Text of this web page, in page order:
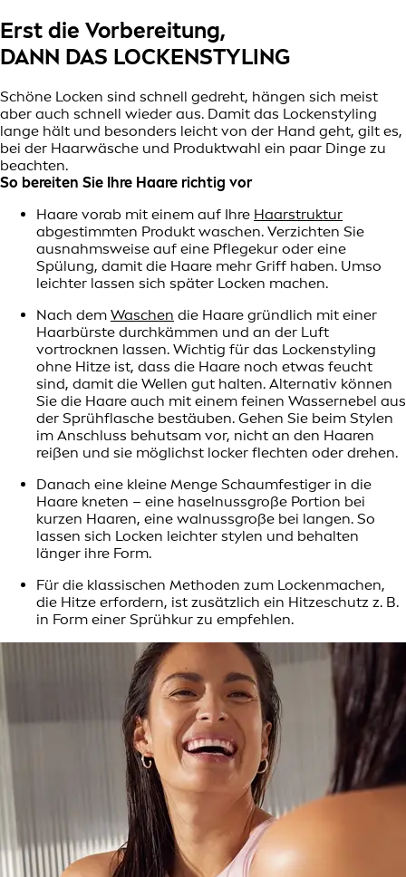
Erst die Vorbereitung,
DANN DAS LOCKENSTYLING
Schöne Locken sind schnell gedreht, hängen sich meist
aber auch schnell wieder aus. Damit das Lockenstyling
lange hält und besonders leicht von der Hand geht, gilt es,
bei der Haarwäsche und Produktwahl ein paar Dinge zu
beachten.
So bereiten Sie Ihre Haare richtig vor
Haare vorab mit einem auf Ihre Haarstruktur
abgestimmten Produkt waschen. Verzichten Sie
ausnahmsweise auf eine Pflegekur oder eine
Spülung, damit die Haare mehr Griff haben. Umso
leichter lassen sich später Locken machen.
Nach dem Waschen die Haare gründlich mit einer
Haarbürste durchkämmen und an der Luft
vortrocknen lassen. Wichtig für das Lockenstyling
ohne Hitze ist, dass die Haare noch etwas feucht
sind, damit die Wellen gut halten. Alternativ können
Sie die Haare auch mit einem feinen Wassernebel aus
der Sprühflasche bestäuben. Gehen Sie beim Stylen
im Anschluss behutsam vor, nicht an den Haaren
reißen und sie möglichst locker flechten oder drehen.
Danach eine kleine Menge Schaumfestiger in die
Haare kneten – eine haselnussgroße Portion bei
kurzen Haaren, eine walnussgroße bei langen. So
lassen sich Locken leichter stylen und behalten
länger ihre Form.
Für die klassischen Methoden zum Lockenmachen,
die Hitze erfordern, ist zusätzlich ein Hitzeschutz z. B.
in Form einer Sprühkur zu empfehlen.